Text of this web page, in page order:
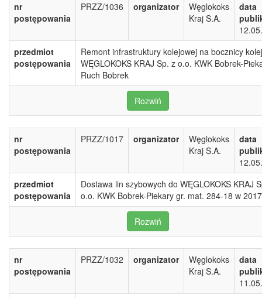
nr
postępowania
PRZZ/1036 organizator
Węglokoks
Kraj S.A.
data
przedmiot
postępowania
Remont infrastruktury kolejowej na bocznicy
WĘGLOKOKS KRAJ Sp. z o.o. KWK Bobrek-
Ruch Bobrek
Rozwiń
nr
postępowania
PRZZ/1017 organizator
Węglokoks
Kraj S.A.
data
przedmiot
postępowania
Dostawa lin szybowych do WĘGLOKOKS KRAJ
o.o. KWK Bobrek-Piekary gr. mat. 284-18 w
Rozwiń
nr
postępowania
PRZZ/1032 organizator
Węglokoks
Kraj S.A.
data